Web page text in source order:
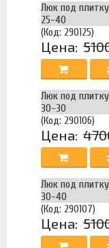
Люк под
25-40
(Код: 290125)
Цена:
Люк под
30-30
(Код: 290106)
Цена:
Люк под
30-40
(Код: 290107)
Цена: